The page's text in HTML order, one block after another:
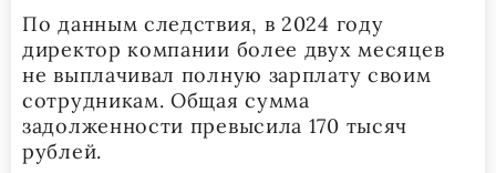
По данным следствия, в 2024 году
директор компании более двух месяцев
не выплачивал полную зарплату своим
сотрудникам. Общая сумма
задолженности превысила 170 тысяч
рублей.